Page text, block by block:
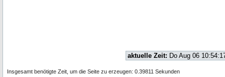
aktuelle Zeit: Do Aug 06
Insgesamt benötigte Zeit, um die Seite zu erzeugen: 0.39811 Sekunden